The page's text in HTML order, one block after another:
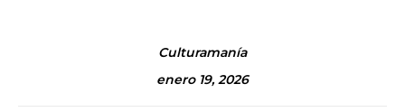
Culturamanía
enero 19, 2026